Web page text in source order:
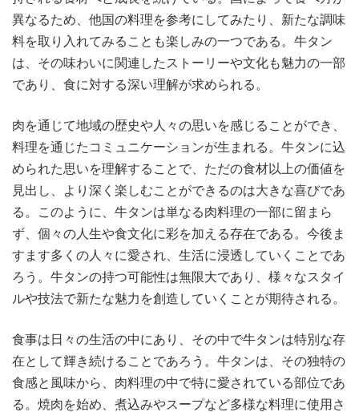
異なるため、他国の料理を参考にしてみたり、新たな調味
料を取り入れてみることも楽しみの一つである。牛タン
は、その味わいに関連したストーリーや文化も魅力の一部
であり、食に対する深い理解が求められる。
肉を通じて地域の歴史や人々の思いを感じることができ、
料理を通じたコミュニケーションが生まれる。牛タンに込
められた思いを理解することで、ただの食材以上の価値を
見出し、より深く楽しむことができるのは大きな喜びであ
る。このように、牛タンは単なる肉料理の一部に留まら
ず、個々の人生や食文化に彩を加える存在である。今後ま
すます多くの人々に愛され、生活に浸透していくことであ
ろう。牛タンの持つ可能性は無限大であり、様々なスタイ
ルや技法で新たな魅力を創造していくことが期待される。
食事は日々の生活の中にあり、その中で牛タンは特別な存
在として輝き続けることであろう。牛タンは、その独特の
食感と風味から、肉料理の中で特に愛されている部位であ
る。焼肉を始め、煮込みやスープなど多様な料理に使用さ